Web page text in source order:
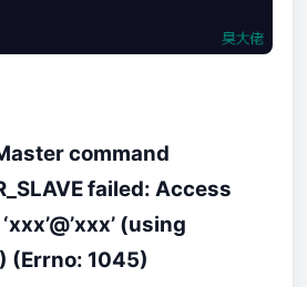
command
failed: Access
(using
(Errno: 1045)